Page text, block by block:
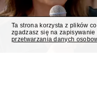
Ta strona korzysta z plików
zgadzasz się na
przetwarzania danych